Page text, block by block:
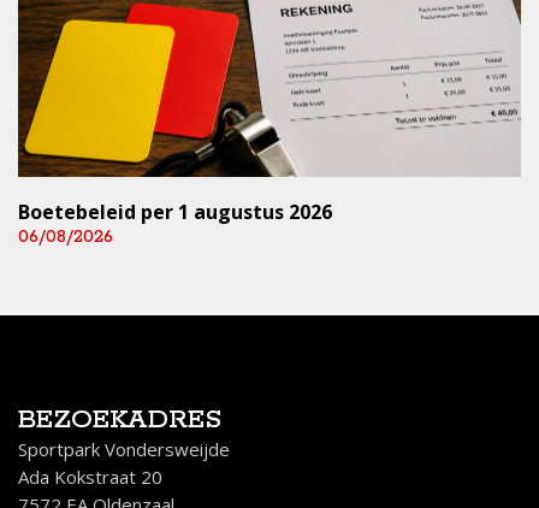
Boetebeleid per 1 augustus 2026
06/08/2026
BEZOEKADRES
Sportpark Vondersweijde
Ada Kokstraat 20